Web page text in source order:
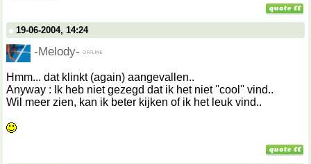
19-06-2004, 14:24
-Melody-
Hmm... dat klinkt (again) aangevallen..
Anyway : Ik heb niet gezegd dat ik het niet ''cool'' vind..
Wil meer zien, kan ik beter kijken of ik het leuk vind..